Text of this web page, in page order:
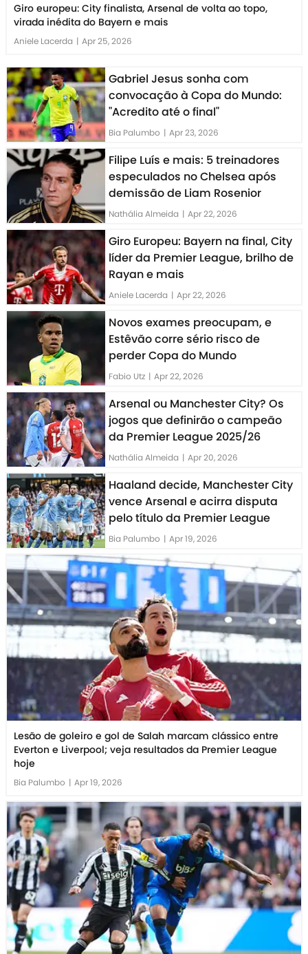
Giro europeu: City finalista, Arsenal de volta ao topo,
virada inédita do Bayern e mais
Aniele Lacerda | Apr 25, 2026
Gabriel Jesus sonha com
convocação à Copa do Mundo:
"Acredito até o final"
Bia Palumbo | Apr 23, 2026
Filipe Luís e mais: 5 treinadores
especulados no Chelsea após
demissão de Liam Rosenior
Nathália Almeida | Apr 22, 2026
Giro Europeu: Bayern na final, City
líder da Premier League, brilho de
Rayan e mais
Aniele Lacerda | Apr 22, 2026
Novos exames preocupam, e
Estêvão corre sério risco de
perder Copa do Mundo
Fabio Utz | Apr 22, 2026
Arsenal ou Manchester City? Os
jogos que definirão o campeão
da Premier League 2025/26
Nathália Almeida | Apr 20, 2026
Haaland decide, Manchester City
vence Arsenal e acirra disputa
pelo título da Premier League
Bia Palumbo | Apr 19, 2026
Lesão de goleiro e gol de Salah marcam clássico entre
Everton e Liverpool; veja resultados da Premier League
hoje
Bia Palumbo | Apr 19, 2026